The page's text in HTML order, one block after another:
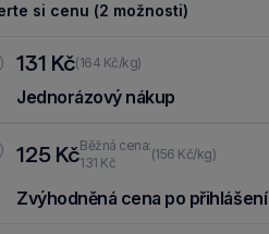
si cenu (2 možnosti)
131 Kč(164 Kč/kg)
Jednorázový nákup
125 KčBěžná cena:
131 Kč
(156 Kč/kg)
Zvýhodněná cena po přihlášení